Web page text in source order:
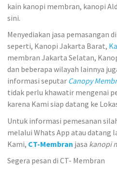
kain kanopi membran, kanopi
sini.
Menyediakan jasa pemasangan
seperti, Kanopi Jakarta Barat,
membran Jakarta Selatan,
dan beberapa wilayah lainnya
informasi seputar Canopy
tidak perlu khawatir mengenai
karena Kami siap datang ke
Untuk informasi pemesanan
melalui Whats App atau datang
Kami, CT-Membran jasa kanopi
Segera pesan di CT- Membran